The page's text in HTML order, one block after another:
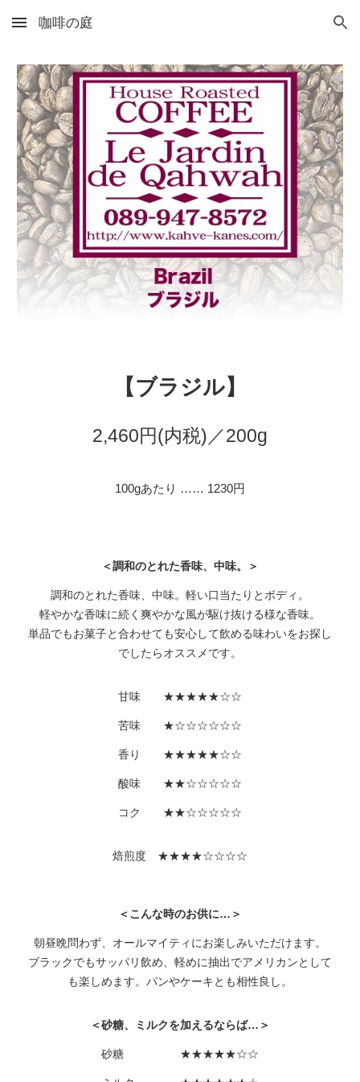
Skip to main content Skip to navigation
咖啡の庭
【ブラジル】
2,460円(内税)／200g
100gあたり …… 1230円
＜調和のとれた香味、中味。＞
調和のとれた香味、中味。軽い口当たりとボディ。
軽やかな香味に続く爽やかな風が駆け抜ける様な香味。
単品でもお菓子と合わせても安心して飲める味わいをお探し
でしたらオススメです。
甘味 ★★★★★☆☆
苦味 ★☆☆☆☆☆☆
香り ★★★★★☆☆
酸味 ★★☆☆☆☆☆
コク ★★☆☆☆☆☆
焙煎度 ★★★★☆☆☆☆
＜こんな時のお供に…＞
朝昼晩問わず、オールマイティにお楽しみいただけます。
ブラックでもサッパリ飲め、軽めに抽出でアメリカンとして
も楽しめます。パンやケーキとも相性良し。
＜砂糖、ミルクを加えるならば…＞
砂糖 ★★★★★☆☆